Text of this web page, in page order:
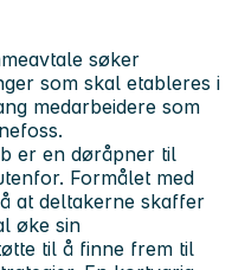
søker
som skal etableres i
medarbeidere som
er en døråpner til
Formålet med
at deltakerne skaffer
øke sin
til å finne frem til